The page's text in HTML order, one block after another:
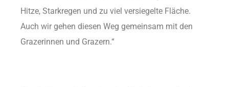
Hitze, Starkregen und zu viel versiegelte Fläche.
Auch wir gehen diesen Weg gemeinsam mit den
Grazerinnen und Grazern.“